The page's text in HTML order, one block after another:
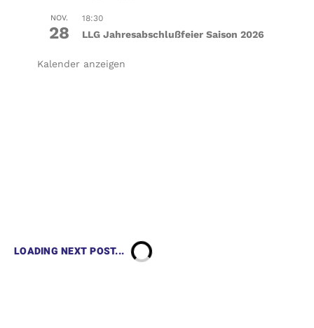
NOV.
28
18:30
LLG Jahresabschlußfeier Saison 2026
Kalender anzeigen
LOADING NEXT POST...